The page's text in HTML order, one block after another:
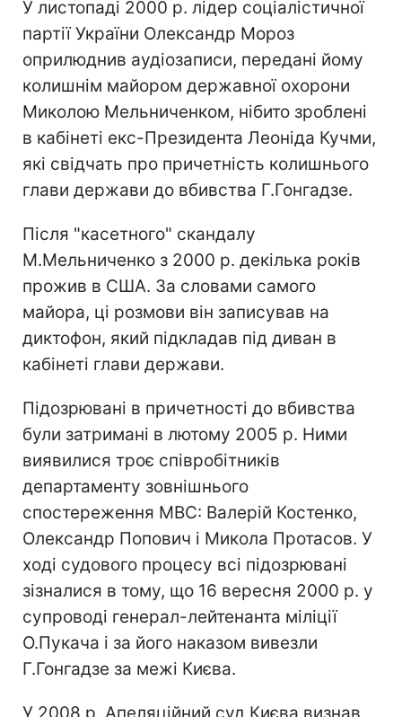
У листопаді 2000 р. лідер соціалістичної
партії України Олександр Мороз
оприлюднив аудіозаписи, передані йому
колишнім майором державної охорони
Миколою Мельниченком, нібито зроблені
в кабінеті екс-Президента Леоніда Кучми,
які свідчать про причетність колишнього
глави держави до вбивства Г.Гонгадзе.
Після "касетного" скандалу
М.Мельниченко з 2000 р. декілька років
прожив в США. За словами самого
майора, ці розмови він записував на
диктофон, який підкладав під диван в
кабінеті глави держави.
Підозрювані в причетності до вбивства
були затримані в лютому 2005 р. Ними
виявилися троє співробітників
департаменту зовнішнього
спостереження МВС: Валерій Костенко,
Олександр Попович і Микола Протасов. У
ході судового процесу всі підозрювані
зізналися в тому, що 16 вересня 2000 р. у
супроводі генерал-лейтенанта міліції
О.Пукача і за його наказом вивезли
Г.Гонгадзе за межі Києва.
У 2008 р. Апеляційний суд Києва визнав